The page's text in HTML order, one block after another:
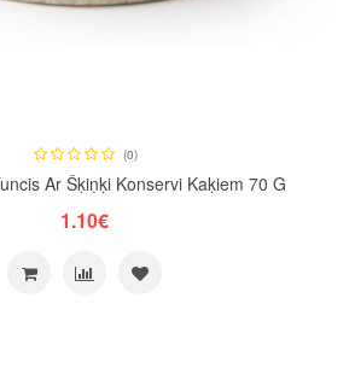
(0)
Ar Šķiņķi Konservi Kaķiem 70 G
1.10€